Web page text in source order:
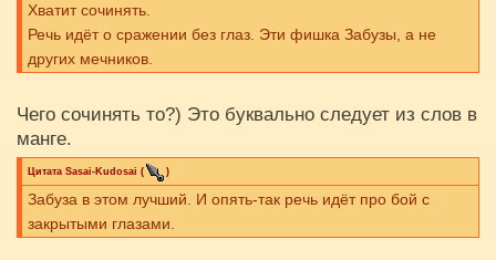
Хватит сочинять.
Речь идёт о сражении без глаз. Эти фишка Забузы, а не
других мечников.
Чего сочинять то?) Это буквально следует из слов в
манге.
Цитата Sasai-Kudosai ( )
Забуза в этом лучший. И опять-так речь идёт про бой с
закрытыми глазами.